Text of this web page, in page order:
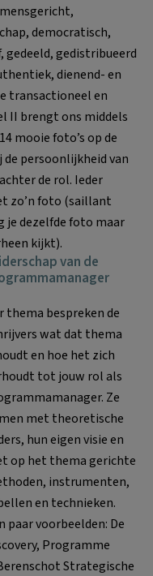
democratisch,
gedistribueerd
dienend- en
transactioneel en
II brengt ons middels
mooie foto’s op de
persoonlijkheid van
de rol. Ieder
zo’n foto (saillant
je dezelfde foto maar
kijkt).
van de
thema bespreken de
wat dat thema
en hoe het zich
tot jouw rol als
Ze
met theoretische
hun eigen visie en
op het thema gerichte
instrumenten,
en technieken.
paar voorbeelden: De
Programme
Strategische